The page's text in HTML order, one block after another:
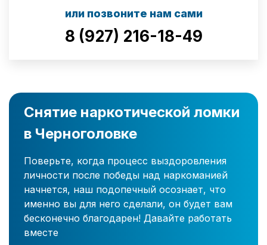
или позвоните нам сами
8 (927) 216-18-49
Снятие наркотической ломки
в Черноголовке
Поверьте, когда процесс выздоровления
личности после победы над наркоманией
начнется, наш подопечный осознает, что
именно вы для него сделали, он будет вам
бесконечно благодарен! Давайте работать
вместе